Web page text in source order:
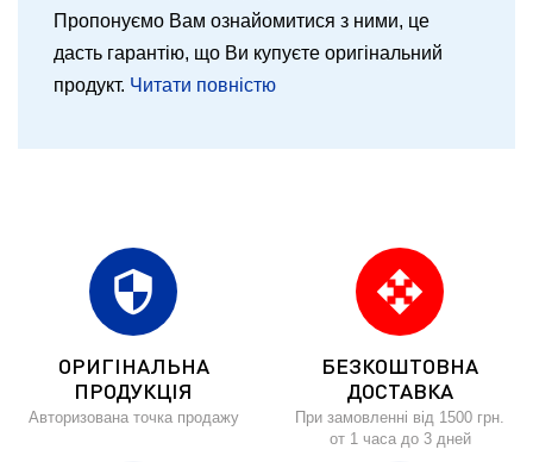
Пропонуємо Вам ознайомитися з ними, це
дасть гарантію, що Ви купуєте оригінальний
продукт. Читати повністю
security
ОРИГІНАЛЬНА
ПРОДУКЦІЯ
Авторизована точка продажу
open_with
БЕЗКОШТОВНА
ДОСТАВКА
При замовленні від 1500 грн.
от 1 часа до 3 дней